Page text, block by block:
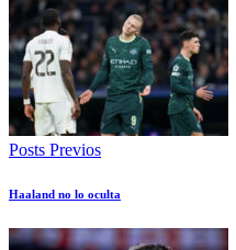
Posts Previos
Haaland no lo oculta